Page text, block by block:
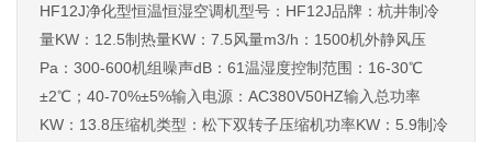
HF12J净化型恒温恒湿空调机型号：HF12J品牌：杭井制冷
量KW：12.5制热量KW：7.5风量m3/h：1500机外静风压
Pa：300-600机组噪声dB：61温湿度控制范围：16-30℃
±2℃；40-70%±5%输入电源：AC380V50HZ输入总功率
KW：13.8压缩机类型：松下双转子压缩机功率KW：5.9制冷